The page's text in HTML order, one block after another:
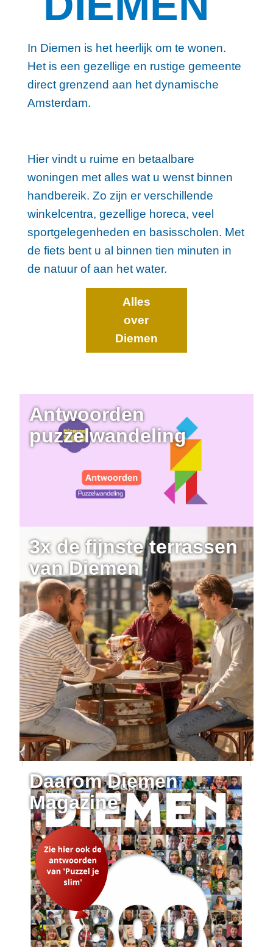
In Diemen is het heerlijk om te wonen.
Het is een gezellige en rustige gemeente
direct grenzend aan het dynamische
Amsterdam.
Hier vindt u ruime en betaalbare
woningen met alles wat u wenst binnen
handbereik. Zo zijn er verschillende
winkelcentra, gezellige horeca, veel
sportgelegenheden en basisscholen. Met
de fiets bent u al binnen tien minuten in
de natuur of aan het water.
Alles
over
Diemen
Antwoorden
puzzelwandeling
3x de fijnste terrassen
van Diemen
Daarom Diemen
Magazine